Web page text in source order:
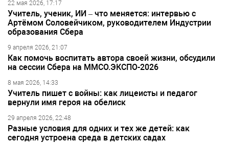
22 мая 2026, 17:17
Учитель, ученик, ИИ – что меняется: интервью с
Артёмом Соловейчиком, руководителем Индустрии
образования Сбера
9 апреля 2026, 21:07
Как помочь воспитать автора своей жизни, обсудили
на сессии Сбера на ММСО.ЭКСПО-2026
8 мая 2026, 14:33
Учитель пишет с войны: как лицеисты и педагог
вернули имя героя на обелиск
29 апреля 2026, 22:48
Разные условия для одних и тех же детей: как
сегодня устроена среда в детских садах